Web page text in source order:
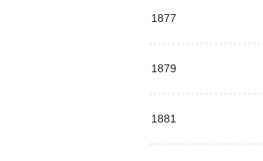
1877
1879
1881